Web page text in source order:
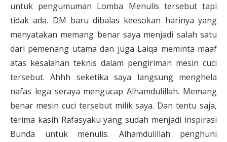
untuk pengumuman Lomba Menulis tersebut tapi
tidak ada. DM baru dibalas keesokan harinya yang
menyatakan memang benar saya menjadi salah satu
dari pemenang utama dan juga Laiqa meminta maaf
atas kesalahan teknis dalam pengiriman mesin cuci
tersebut. Ahhh seketika saya langsung menghela
nafas lega seraya mengucap Alhamdulillah. Memang
benar mesin cuci tersebut milik saya. Dan tentu saja,
terima kasih Rafasyaku yang sudah menjadi inspirasi
Bunda untuk menulis. Alhamdulillah penghuni